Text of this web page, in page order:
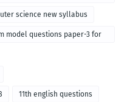
science new syllabus
model questions paper-3 for
11th english questions